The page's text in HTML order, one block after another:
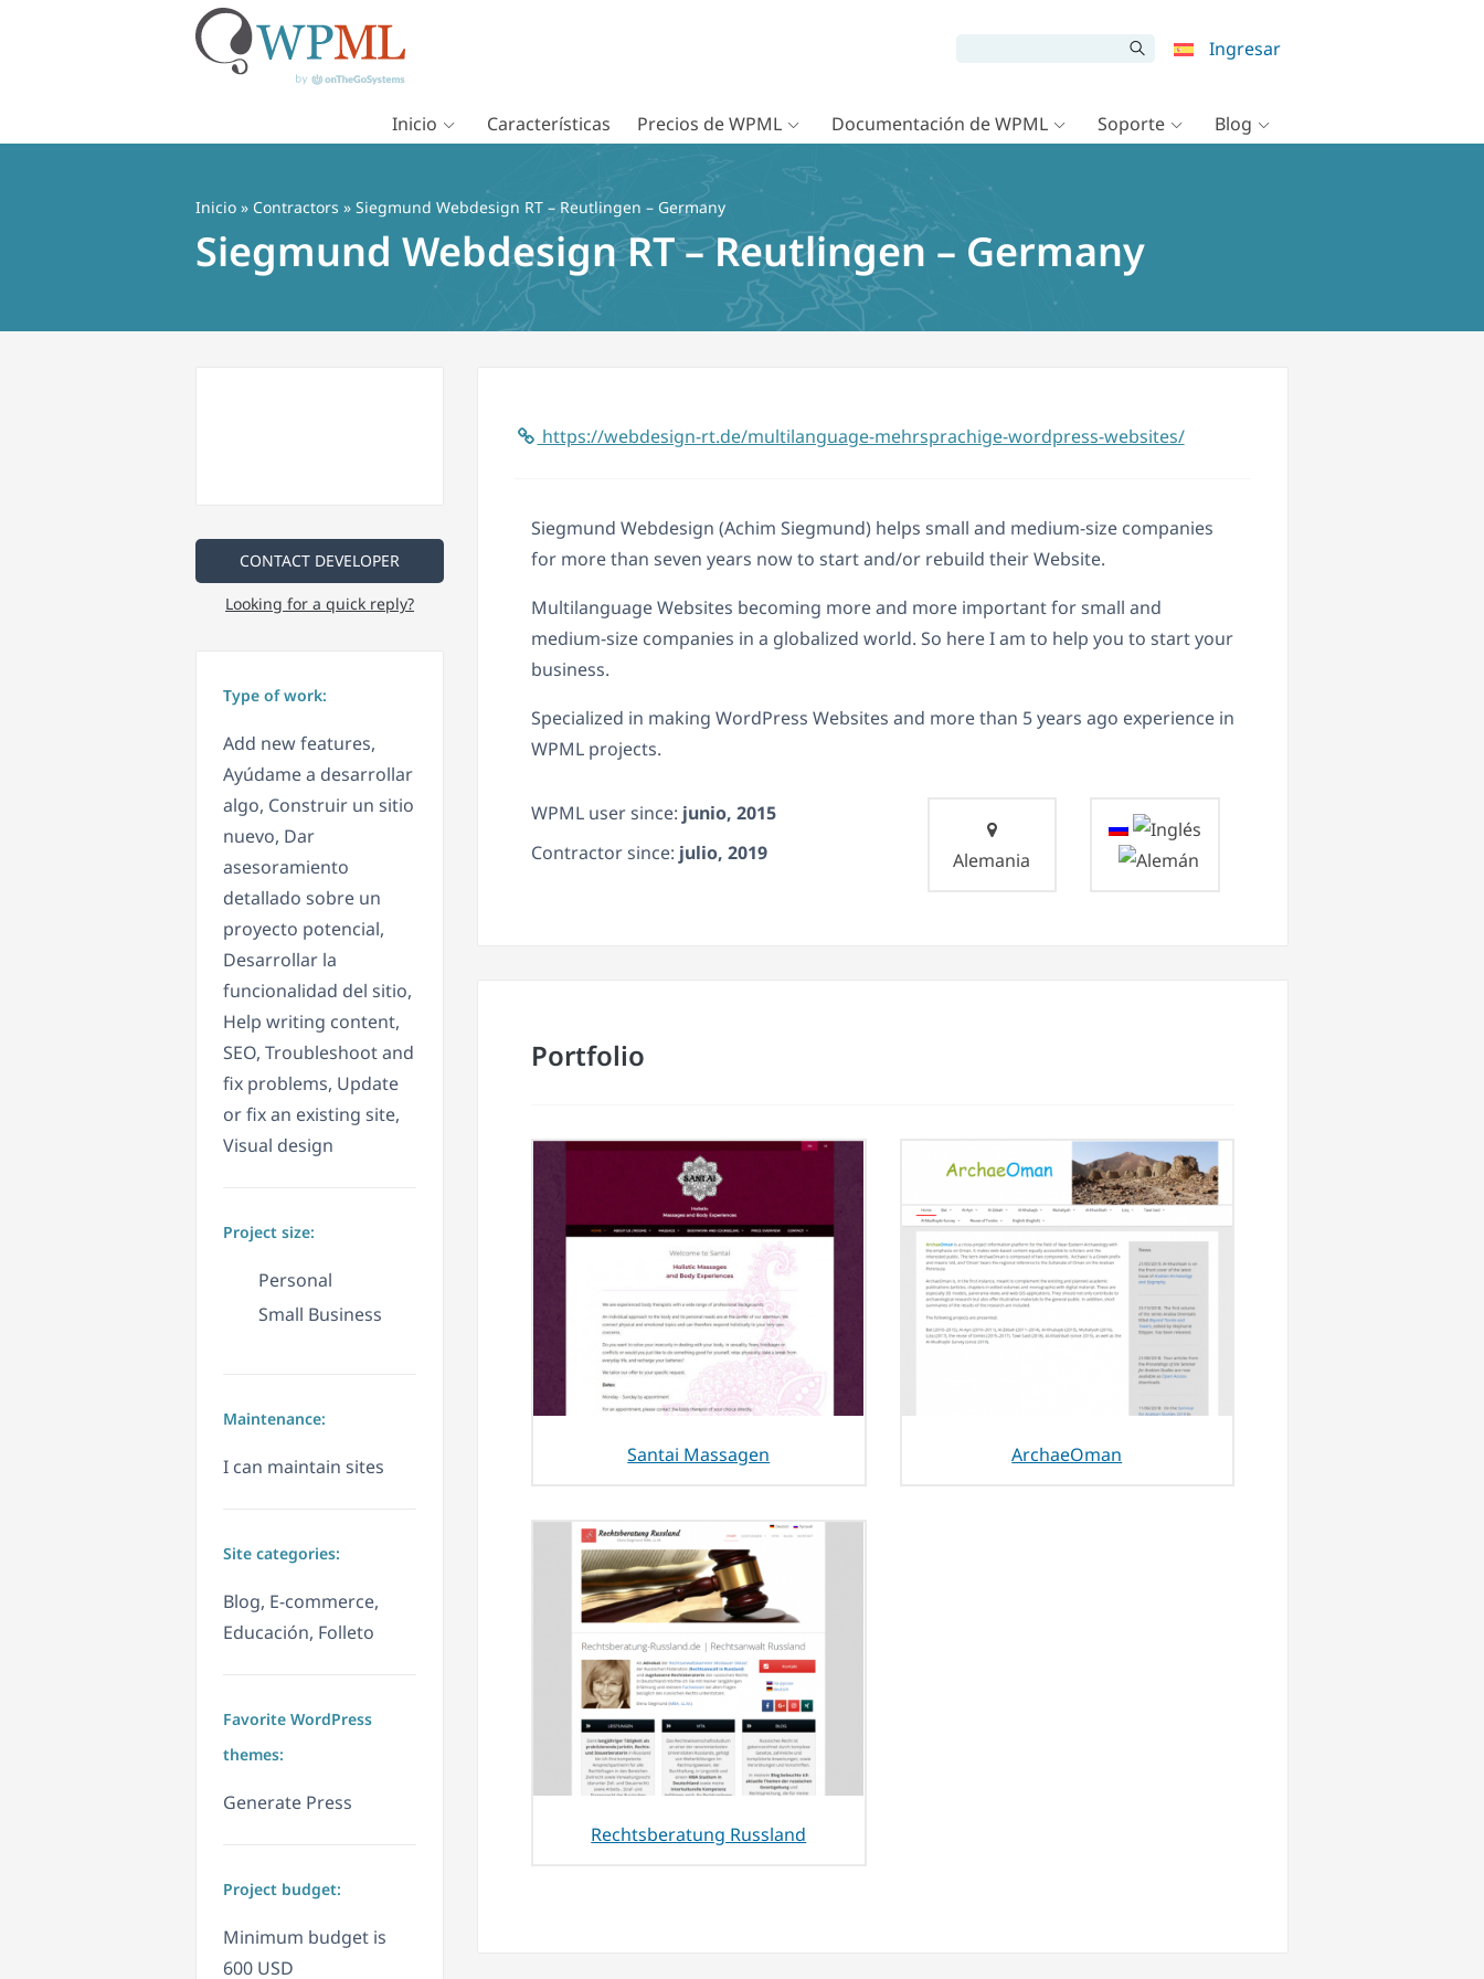
Ingresar
Inicio Características Precios de WPML Documentación de WPML Soporte Blog
Inicio » Contractors » Siegmund Webdesign RT – Reutlingen – Germany
Siegmund Webdesign RT – Reutlingen – Germany
CONTACT DEVELOPER
Looking for a quick reply?
Type of work:
Add new features,
Ayúdame a desarrollar
algo, Construir un sitio
nuevo, Dar
asesoramiento
detallado sobre un
proyecto potencial,
Desarrollar la
funcionalidad del sitio,
Help writing content,
SEO, Troubleshoot and
fix problems, Update
or fix an existing site,
Visual design
Project size:
Personal
Small Business
Maintenance:
I can maintain sites
Site categories:
Blog, E-commerce,
Educación, Folleto
Favorite WordPress
themes:
Generate Press
Project budget:
Minimum budget is
600 USD
https://webdesign-rt.de/multilanguage-mehrsprachige-wordpress-websites/
Siegmund Webdesign (Achim Siegmund) helps small and medium-size companies
for more than seven years now to start and/or rebuild their Website.
Multilanguage Websites becoming more and more important for small and
medium-size companies in a globalized world. So here I am to help you to start your
business.
Specialized in making WordPress Websites and more than 5 years ago experience in
WPML projects.
WPML user since: junio, 2015
Contractor since: julio, 2019 Alemania
Portfolio
Santai Massagen Archae­Oman
Rechtsberatung Russland